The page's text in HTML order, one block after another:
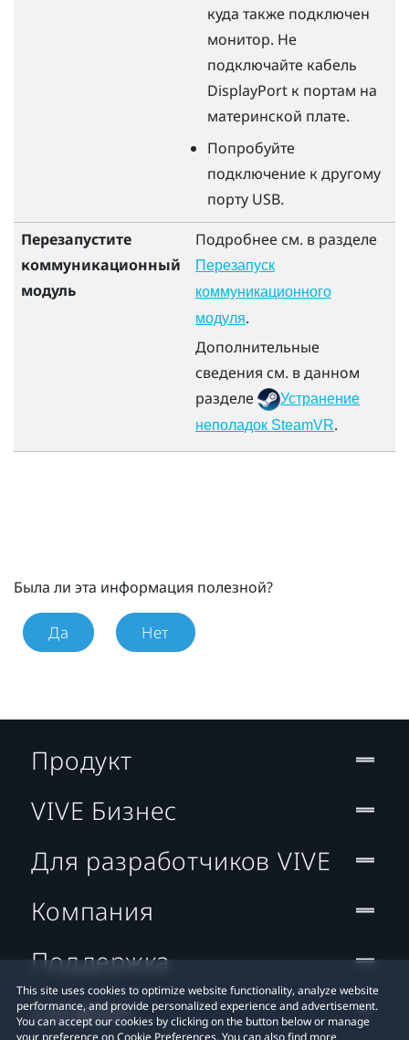
куда также подключен
монитор. Не
подключайте кабель
DisplayPortк портам на
материнской плате.
Попробуйте
подключение к другому
порту USB.
Перезапустите
коммуникационный
модуль
Подробнее см. в разделе
Перезапуск
коммуникационного
модуля.
Дополнительные
сведения см. в данном
разделе
Устранение
неполадок SteamVR.
Была ли эта информация полезной?
Да Нет
This site uses cookies to optimize website functionality, analyze website
performance, and provide personalized experience and advertisement.
You can accept our cookies by clicking on the button below or manage
your preference on Cookie Preferences. You can also find more
Продукт
VIVE Бизнес
Для разработчиков VIVE
Компания
Поддержка
Location